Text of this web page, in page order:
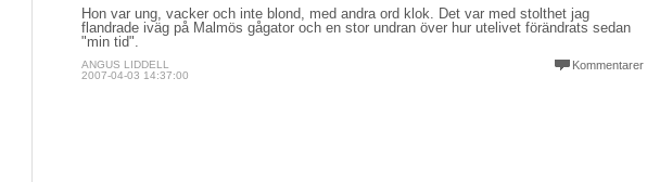
Hon var ung, vacker och inte blond, med andra ord klok. Det var med stolthet jag
flandrade iväg på Malmös gågator och en stor undran över hur utelivet förändrats sedan
"min tid".
Kommentarer
ANGUS LIDDELL
2007-04-03 14:37:00